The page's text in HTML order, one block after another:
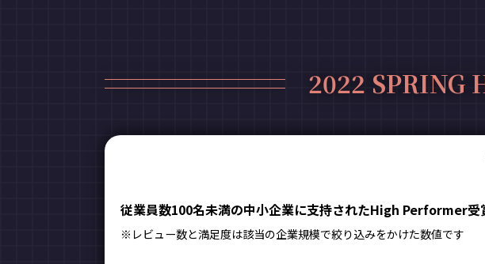
2022 SPRING
従業員数100名未満の中小企業に支持されたHigh Performer受
※レビュー数と満足度は該当の企業規模で絞り込みをかけた数値です